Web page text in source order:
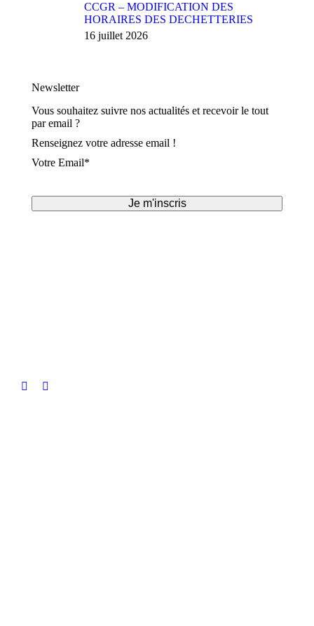
CCGR – MODIFICATION DES
HORAIRES DES DECHETTERIES
16 juillet 2026
Newsletter
Vous souhaitez suivre nos actualités et recevoir le tout
par email ?
Renseignez votre adresse email !
Votre Email*